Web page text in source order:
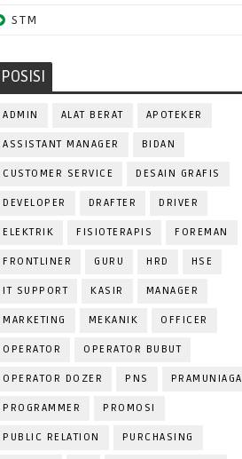
STM
POSISI
ADMIN ALAT BERAT APOTEKER
ASSISTANT MANAGER BIDAN
CUSTOMER SERVICE DESAIN GRAFIS
DEVELOPER DRAFTER DRIVER
ELEKTRIK FISIOTERAPIS FOREMAN
FRONTLINER GURU HRD HSE
IT SUPPORT KASIR MANAGER
MARKETING MEKANIK OFFICER
OPERATOR OPERATOR BUBUT
OPERATOR DOZER PNS PRAMUNIAGA
PROGRAMMER PROMOSI
PUBLIC RELATION PURCHASING